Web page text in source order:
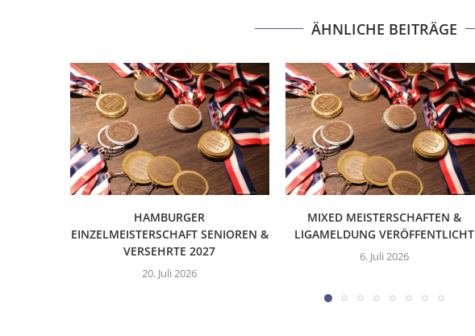
ÄHNLICHE BEITRÄGE
HAMBURGER
EINZELMEISTERSCHAFT SENIOREN &
VERSEHRTE 2027
20. Juli 2026
MIXED MEISTERSCHAFTEN &
LIGAMELDUNG VERÖFFENTLICHT
6. Juli 2026